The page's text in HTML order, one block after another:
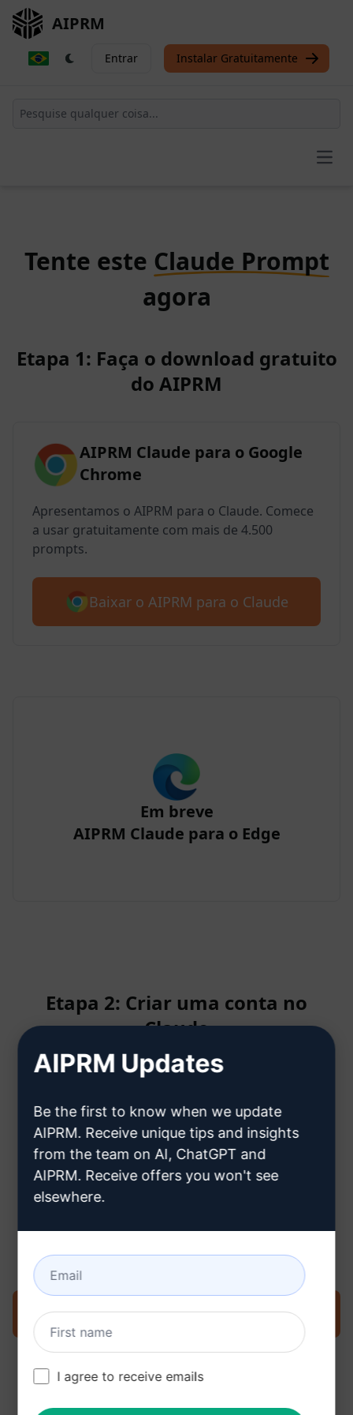
AIPRM
Entrar Instalar Gratuitamente
Tente este Claude Prompt
agora
Etapa 1: Faça o download gratuito
do AIPRM
AIPRM Claude para o Google
Chrome
Apresentamos o AIPRM para o Claude. Comece
a usar gratuitamente com mais de 4.500
prompts.
Baixar o AIPRM para o Claude
Em breve
AIPRM Claude para o Edge
Etapa 2: Criar uma conta no
Claude
uma conta no Claude
Experimente o prompt agora no Claude
AIPRM Updates
Be the first to know when we update
AIPRM. Receive unique tips and insights
from the team on AI, ChatGPT and
AIPRM. Receive offers you won't see
elsewhere.
I agree to receive emails